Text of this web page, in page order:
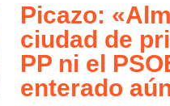
Picazo:
ciudad de
PP ni el
enterado